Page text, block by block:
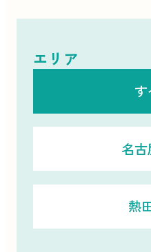
エリア
す
名古
熱